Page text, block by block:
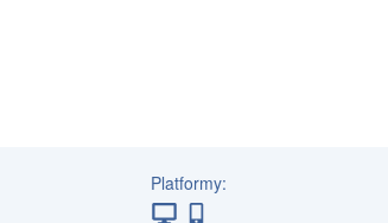
Platformy: